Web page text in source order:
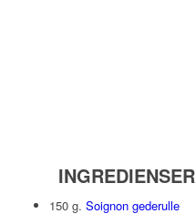
INGREDIENSER
150 g. Soignon gederulle